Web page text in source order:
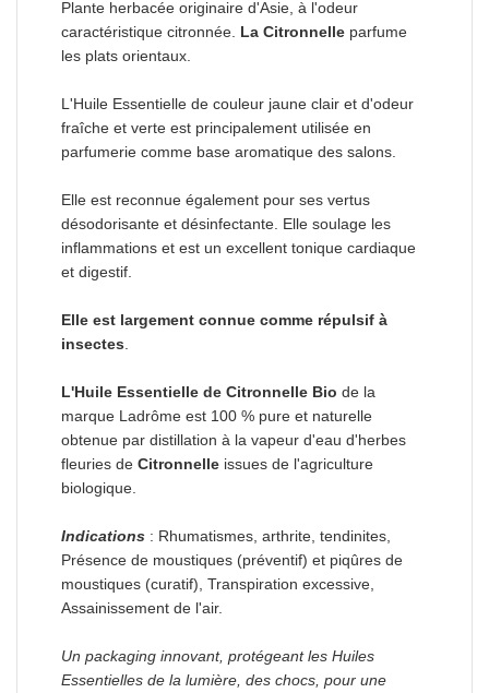
Plante herbacée originaire d'Asie, à l'odeur
caractéristique citronnée. La Citronnelle parfume
les plats orientaux.
L'Huile Essentielle de couleur jaune clair et d'odeur
fraîche et verte est principalement utilisée en
parfumerie comme base aromatique des salons.
Elle est reconnue également pour ses vertus
désodorisante et désinfectante. Elle soulage les
inflammations et est un excellent tonique cardiaque
et digestif.
Elle est largement connue comme répulsif à
insectes
L'Huile Essentielle de Citronnelle Bio de la
marque Ladrôme est 100 % pure et naturelle
obtenue par distillation à la vapeur d'eau d'herbes
fleuries de Citronnelle issues de l'agriculture
biologique.
Indications : Rhumatismes, arthrite, tendinites,
Présence de moustiques (préventif) et piqûres de
moustiques (curatif), Transpiration excessive,
Assainissement de l'air.
Un packaging innovant, protégeant les Huiles
Essentielles de la lumière, des chocs, pour une